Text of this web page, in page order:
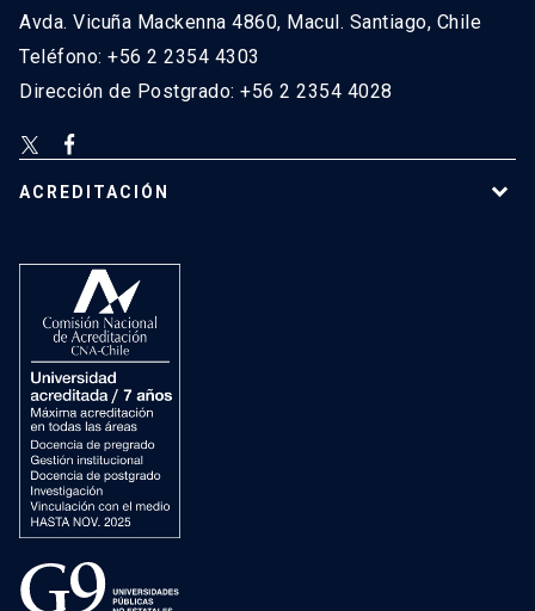
Avda. Vicuña Mackenna 4860, Macul. Santiago, Chile
Teléfono: +56 2 2354 4303
Dirección de Postgrado: +56 2 2354 4028
ACREDITACIÓN